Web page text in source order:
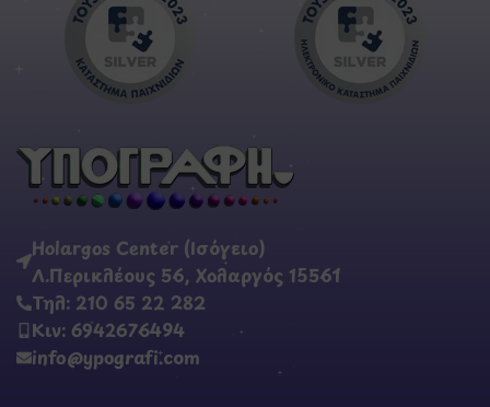
Holargos Center (Ισόγειο)
Λ.Περικλέους 56, Χολαργός 15561
Τηλ: 210 65 22 282
Κιν: 6942676494
info@ypografi.com